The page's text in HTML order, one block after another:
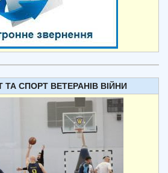
СПОРТ ВЕТЕРАНІВ ВІЙНИ